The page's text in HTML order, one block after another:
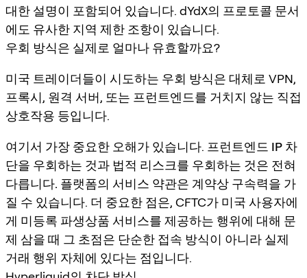
대한 설명이 포함되어 있습니다. dYdX의 프로토콜 문서
에도 유사한 지역 제한 조항이 있습니다.
우회 방식은 실제로 얼마나 유효할까요?
미국 트레이더들이 시도하는 우회 방식은 대체로 VPN,
프록시, 원격 서버, 또는 프런트엔드를 거치지 않는 직접
상호작용 등입니다.
여기서 가장 중요한 오해가 있습니다. 프런트엔드 IP 차
단을 우회하는 것과 법적 리스크를 우회하는 것은 전혀
다릅니다. 플랫폼의 서비스 약관은 계약상 구속력을 가
질 수 있습니다. 더 중요한 점은, CFTC가 미국 사용자에
게 미등록 파생상품 서비스를 제공하는 행위에 대해 문
제 삼을 때 그 초점은 단순한 접속 방식이 아니라 실제
거래 행위 자체에 있다는 점입니다.